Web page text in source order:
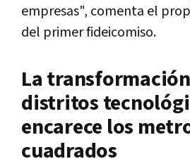
empresas", comenta el
del primer fideicomiso.
La
distritos
encarece los
cuadrados